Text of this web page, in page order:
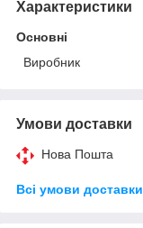
Характеристики
Основні
Виробник
Умови доставки
Нова Пошта
Всі умови доставки